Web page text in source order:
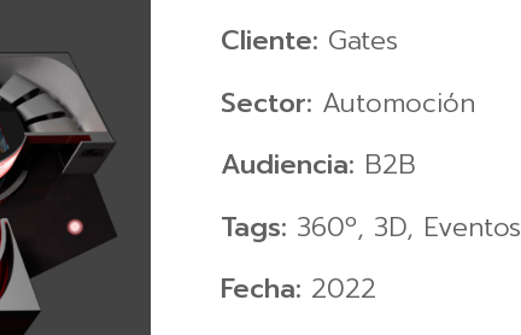
Cliente: Gates
Sector: Automoción
Audiencia: B2B
Tags: 360º, 3D, Eventos
Fecha: 2022